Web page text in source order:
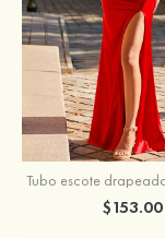
$153.00